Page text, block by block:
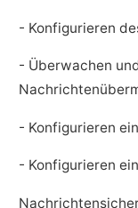
- Konfigurieren
- Überwachen
- Konfigurieren
- Konfigurieren